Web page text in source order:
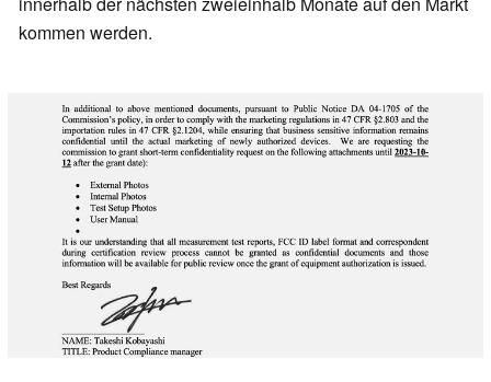
kommen werden.